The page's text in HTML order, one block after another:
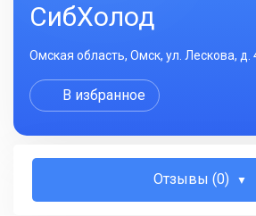
СибХолод
Омская область, Омск, ул. Лескова, д.
В избранное
Отзывы (0)